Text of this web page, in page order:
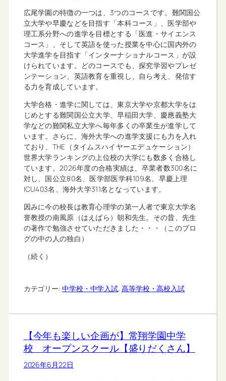
広尾学園の特徴の一つは、3つのコースです。難関国公
立大学や早慶などを目指す「本科コース」、医学部や
理工系分野への進学を目標とする「医進・サイエンス
コース」、そして英語を使った授業を中心に国内外の
大学進学を目指す「インターナショナルコース」が設
けられています。どのコースでも、探究学習やプレゼ
ンテーション、英語教育を重視し、自ら考え、発信す
る力を育成しています。
大学合格・進学に関しては、東京大学や京都大学をは
じめとする難関国公立大学、早稲田大学、慶應義塾大
学などの難関私立大学へ毎年多くの卒業生が進学して
います。さらに、海外大学への進学支援にも力を入れ
ており、THE（タイムスハイヤーエデュケーション）
世界大学ランキングの上位校の大学にも数多く合格し
ています。2026年度の合格実績は、卒業者数300名に
対し、国公立80名、医学部医学科109名、早慶上理
ICU403名、海外大学311名となっています。
因みに今の校長は教育心理学の第一人者で東京大学名
誉教授の南風原（はえばら）朝和先生。その昔、先生
の著作で勉強させていただきました・・・（このブロ
グの中の人の独白）
（続く）
カテゴリー: 中学校・中学入試, 高等学校・高校入試
【今年も楽しい企画が】常翔学園中学
校 オープンスクール【盛りだくさん】
2026年6月22日